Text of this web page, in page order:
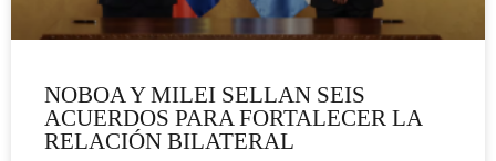
NOBOA Y MILEI SELLAN SEIS
ACUERDOS PARA FORTALECER LA
RELACIÓN BILATERAL